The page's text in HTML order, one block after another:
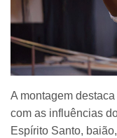
A montagem
com as influências
Espírito Santo,